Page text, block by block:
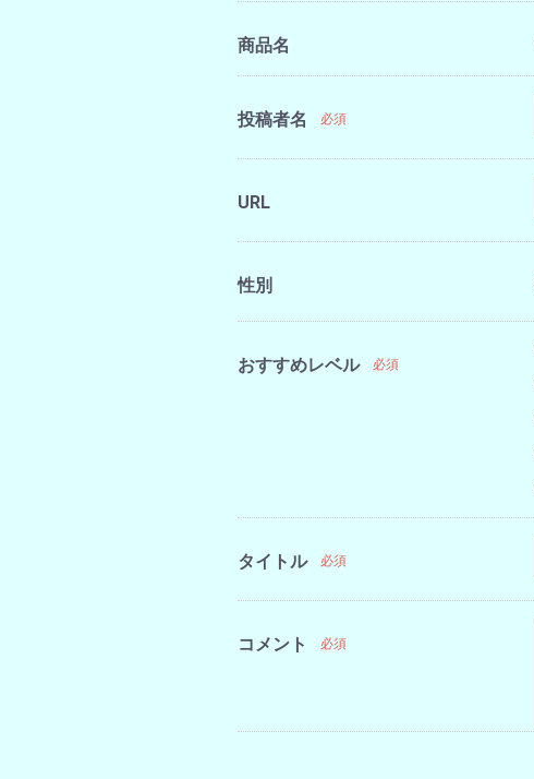
商品名
投稿者名 必須
URL
性別
おすすめレベル 必須
タイトル 必須
コメント 必須